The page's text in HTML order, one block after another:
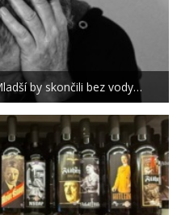
by skončili bez vody…